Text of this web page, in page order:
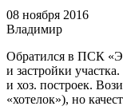
08 ноября 2016
Владимир
Обратился в ПСК
и застройки
и хоз. построек.
«хотелок»), но